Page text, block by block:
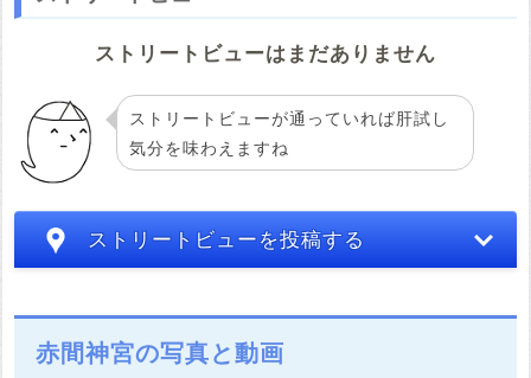
ストリートビューはまだありません
ストリートビューが通っていれば肝試し
気分を味わえますね
ストリートビューを投稿する
赤間神宮の写真と動画